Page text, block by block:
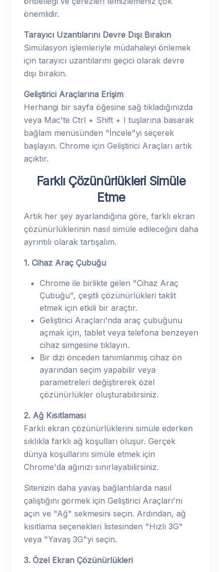
önemlidir.
Tarayıcı Uzantılarını Devre Dışı Bırakın
Simülasyon işlemleriyle müdahaleyi önlemek
için tarayıcı uzantılarını geçici olarak devre
dışı bırakın.
Geliştirici Araçlarına Erişim
Herhangi bir sayfa öğesine sağ tıkladığınızda
veya Mac'te Ctrl + Shift + I tuşlarına basarak
bağlam menüsünden "İncele"yi seçerek
başlayın. Chrome için Geliştirici Araçları artık
açıktır.
Farklı Çözünürlükleri Simüle
Etme
Artık her şey ayarlandığına göre, farklı ekran
çözünürlüklerinin nasıl simüle edileceğini daha
ayrıntılı olarak tartışalım.
1. Cihaz Araç Çubuğu
Chrome ile birlikte gelen "Cihaz Araç
Çubuğu", çeşitli çözünürlükleri taklit
etmek için etkili bir araçtır.
Geliştirici Araçları'nda araç çubuğunu
açmak için, tablet veya telefona benzeyen
cihaz simgesine tıklayın.
Bir dizi önceden tanımlanmış cihaz ön
ayarından seçim yapabilir veya
parametreleri değiştirerek özel
çözünürlükler oluşturabilirsiniz.
2. Ağ Kısıtlaması
Farklı ekran çözünürlüklerini simüle ederken
sıklıkla farklı ağ koşulları oluşur. Gerçek
dünya koşullarını simüle etmek için
Chrome'da ağınızı sınırlayabilirsiniz.
Sitenizin daha yavaş bağlantılarda nasıl
çalıştığını görmek için Geliştirici Araçları'nı
açın ve "Ağ" sekmesini seçin. Ardından, ağ
kısıtlama seçenekleri listesinden "Hızlı 3G"
veya "Yavaş 3G"yi seçin.
3. Özel Ekran Çözünürlükleri